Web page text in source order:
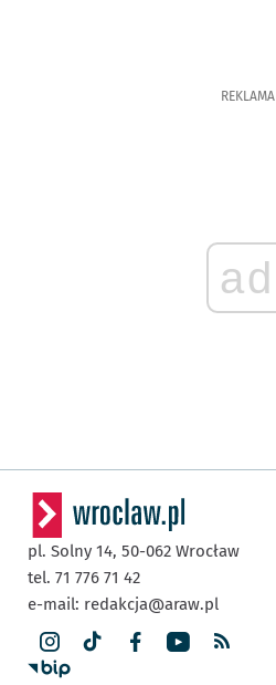
REKLAMA
ad
pl. Solny 14, 50-062 Wrocław
tel. 71 776 71 42
e-mail: redakcja@araw.pl